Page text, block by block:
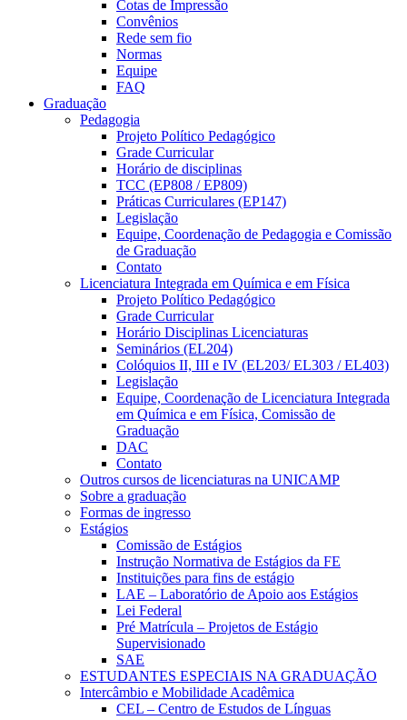
Cotas de Impressão
Convênios
Rede sem fio
Normas
Equipe
FAQ
Graduação
Pedagogia
Projeto Político Pedagógico
Grade Curricular
Horário de disciplinas
TCC (EP808 / EP809)
Práticas Curriculares (EP147)
Legislação
Equipe, Coordenação de Pedagogia e Comissão
de Graduação
Contato
Licenciatura Integrada em Química e em Física
Projeto Político Pedagógico
Grade Curricular
Horário Disciplinas Licenciaturas
Seminários (EL204)
Colóquios II, III e IV (EL203/ EL303 / EL403)
Legislação
Equipe, Coordenação de Licenciatura Integrada
em Química e em Física, Comissão de
Graduação
DAC
Contato
Outros cursos de licenciaturas na UNICAMP
Sobre a graduação
Formas de ingresso
Estágios
Comissão de Estágios
Instrução Normativa de Estágios da FE
Instituições para fins de estágio
LAE – Laboratório de Apoio aos Estágios
Lei Federal
Pré Matrícula – Projetos de Estágio
Supervisionado
SAE
ESTUDANTES ESPECIAIS NA GRADUAÇÃO
Intercâmbio e Mobilidade Acadêmica
CEL – Centro de Estudos de Línguas